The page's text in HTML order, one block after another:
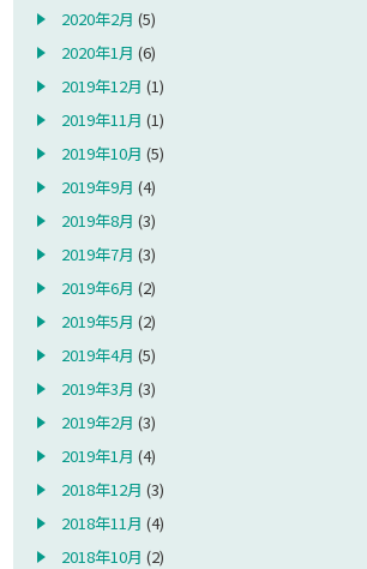
2020年2月 (5)
2020年1月 (6)
2019年12月 (1)
2019年11月 (1)
2019年10月 (5)
2019年9月 (4)
2019年8月 (3)
2019年7月 (3)
2019年6月 (2)
2019年5月 (2)
2019年4月 (5)
2019年3月 (3)
2019年2月 (3)
2019年1月 (4)
2018年12月 (3)
2018年11月 (4)
2018年10月 (2)